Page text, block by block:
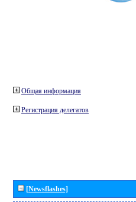
Общая информация
Регистрация делегатов
[Newsflashes]